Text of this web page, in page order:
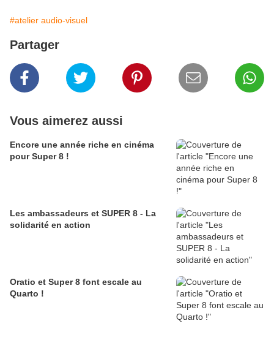
#atelier audio-visuel
Partager
Vous aimerez aussi
Encore une année riche en cinéma
pour Super 8 !
Les ambassadeurs et SUPER 8 - La
solidarité en action
Oratio et Super 8 font escale au
Quarto !